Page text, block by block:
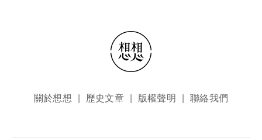
頁尾選單關於想想 歷史文章 版權聲明 聯絡我們